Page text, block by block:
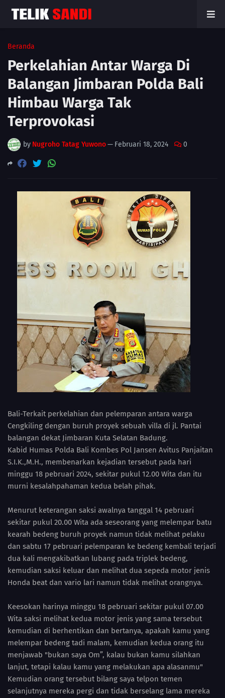
Beranda
Perkelahian Antar Warga Di
Balangan Jimbaran Polda Bali
Himbau Warga Tak
Terprovokasi
by Nugroho Tatag Yuwono— Februari 18, 2024 0
Bali-Terkait perkelahian dan pelemparan antara warga
Cengkiling dengan buruh proyek sebuah villa di jl. Pantai
balangan dekat Jimbaran Kuta Selatan Badung.
Kabid Humas Polda Bali Kombes Pol Jansen Avitus Panjaitan
S.I.K.,M.H., membenarkan kejadian tersebut pada hari
minggu 18 pebruari 2024, sekitar pukul 12.00 Wita dan itu
murni kesalahpahaman kedua belah pihak.
Menurut keterangan saksi awalnya tanggal 14 pebruari
sekitar pukul 20.00 Wita ada seseorang yang melempar batu
kearah bedeng buruh proyek namun tidak melihat pelaku
dan sabtu 17 pebruari pelemparan ke bedeng kembali terjadi
dua kali mengakibatkan lubang pada triplek bedeng,
kemudian saksi keluar dan melihat dua sepeda motor jenis
Honda beat dan vario lari namun tidak melihat orangnya.
Keesokan harinya minggu 18 pebruari sekitar pukul 07.00
Wita saksi melihat kedua motor jenis yang sama tersebut
kemudian di berhentikan dan bertanya, apakah kamu yang
melempar bedeng tadi malam, kemudian kedua orang itu
menjawab "bukan saya Om”, kalau bukan kamu silahkan
lanjut, tetapi kalau kamu yang melakukan apa alasanmu"
Kemudian orang tersebut bilang saya telpon temen
selanjutnya mereka pergi dan tidak berselang lama mereka